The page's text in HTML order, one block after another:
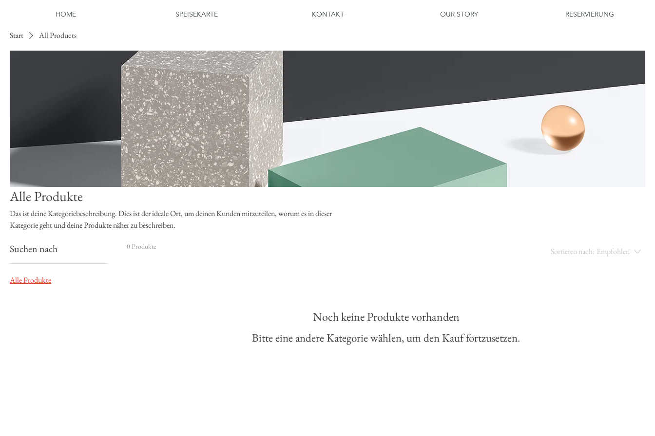
HOME SPEISEKARTE KONTAKT OUR STORY RESERVIERUNG
Start All Products
Alle Produkte
Das ist deine Kategoriebeschreibung. Dies ist der ideale Ort, um deinen Kunden mitzuteilen, worum es in dieser
Kategorie geht und deine Produkte näher zu beschreiben.
Suchen nach
Alle Produkte
0 Produkte Sortieren nach: Empfohlen
Noch keine Produkte vorhanden
Bitte eine andere Kategorie wählen, um den Kauf fortzusetzen.